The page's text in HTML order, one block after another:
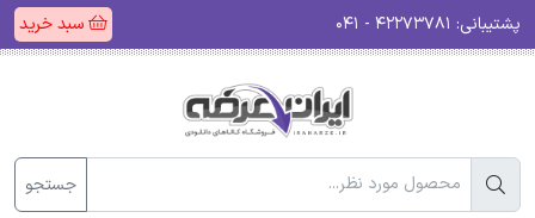
پشتیبانی: سبد خرید
جستجو